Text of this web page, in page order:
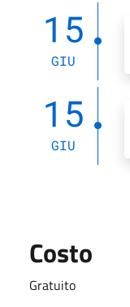
15
GIU
15
GIU
Costo
Gratuito